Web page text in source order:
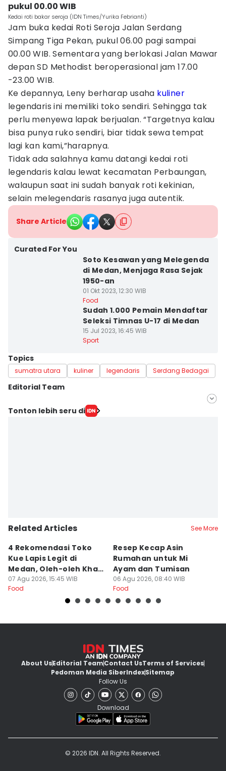
pukul 00.00 WIB
Kedai roti bakar seroja (IDN Times/Yurika Febrianti)
Jam buka kedai Roti Seroja Jalan Serdang
Simpang Tiga Pekan, pukul 06.00 pagi sampai
00.00 WIB. Sementara yang berlokasi Jalan Mawar
depan SD Methodist beroperasional jam 17.00
-23.00 WIB.
Ke depannya, Leny berharap usaha kuliner
legendaris ini memiliki toko sendiri. Sehingga tak
perlu menyewa lapak berjualan. “Targetnya kalau
bisa punya ruko sendiri, biar tidak sewa tempat
lagi kan kami,”harapnya.
Tidak ada salahnya kamu datangi kedai roti
legendaris kalau lewat kecamatan Perbaungan,
walaupun saat ini sudah banyak roti kekinian,
selain melegendaris rasanya juga autentik.
Share Article
Curated For You
Soto Kesawan yang Melegenda
di Medan, Menjaga Rasa Sejak
1950-an
01 Okt 2023, 12:30 WIB
Food
Sudah 1.000 Pemain Mendaftar
Seleksi Timnas U-17 di Medan
15 Jul 2023, 16:45 WIB
Sport
Topics
sumatra utara kuliner legendaris Serdang Bedagai
Editorial Team
Editor
Tonton lebih seru di
Related Articles See More
4 Rekomendasi Toko
Kue Lapis Legit di
Medan, Oleh-oleh Khas
Sumut
07 Agu 2026, 15:45 WIB
Food
Resep Kecap Asin
Rumahan untuk Mi
Ayam dan Tumisan
06 Agu 2026, 08:40 WIB
Food
About UsEditorial TeamContact UsTerms of Services
Pedoman Media SiberIndexSitemap
Follow Us
Download
© 2026 IDN. All Rights Reserved.